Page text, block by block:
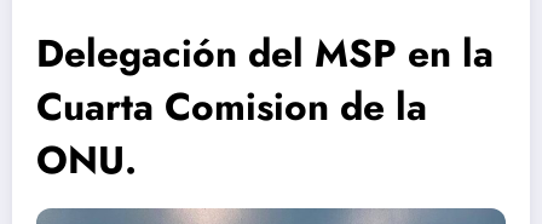
Delegación del MSP en la
Cuarta Comision de la
ONU.